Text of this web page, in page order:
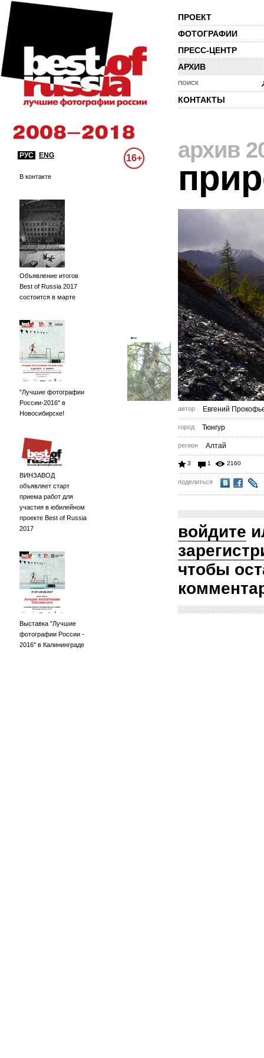
ПРОЕКТ
ФОТОГРАФИИ
ПРЕСС-ЦЕНТР
АРХИВ
ПОИСК
КОНТАКТЫ
РУС ENG 16+
В контакте
Объявление итогов
Best of Russia 2017
состоится в марте
"Лучшие фотографии
России-2016" в
Новосибирске!
ВИНЗАВОД
объявляет старт
приема работ для
участия в юбилейном
проекте Best of Russia
2017
Выставка "Лучшие
фотографии России -
2016" в Калининграде
архив
←
автор Евгений
город Тюнгур
регион Алтай
3 1 2160
поделиться
войдите
чтобы